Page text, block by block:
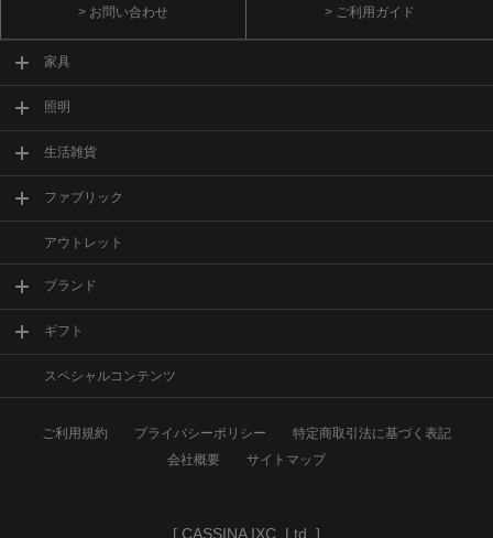
> お問い合わせ > ご利用ガイド
家具
照明
生活雑貨
ファブリック
アウトレット
ブランド
ギフト
スペシャルコンテンツ
ご利用規約 プライバシーポリシー
特定商取引法に基づく表記
会社概要
サイトマップ
[ CASSINA IXC. Ltd. ]